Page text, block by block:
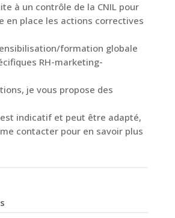
à un contrôle de la CNIL pour
en place les actions correctives
formation globale
RH-marketing-
je vous propose des
indicatif et peut être adapté,
contacter pour en savoir plus